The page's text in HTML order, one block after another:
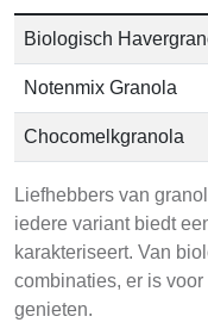
Biologisch
Notenmix Granola
Chocomelkgranola
Liefhebbers van
iedere variant biedt
karakteriseert. Van
combinaties, er is
genieten.